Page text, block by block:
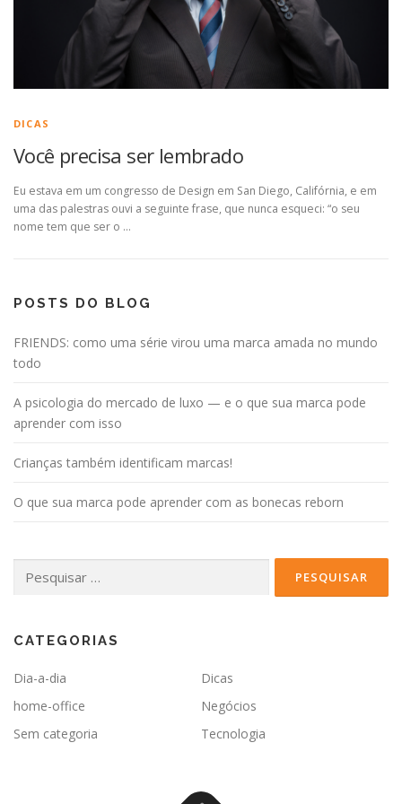
DICAS
Você precisa ser lembrado
Eu estava em um congresso de Design em San Diego, Califórnia, e em
uma das palestras ouvi a seguinte frase, que nunca esqueci: “o seu
nome tem que ser o …
POSTS DO BLOG
FRIENDS: como uma série virou uma marca amada no mundo
todo
A psicologia do mercado de luxo — e o que sua marca pode
aprender com isso
Crianças também identificam marcas!
O que sua marca pode aprender com as bonecas reborn
por:
CATEGORIAS
Dia-a-dia
Dicas
home-office
Negócios
Sem categoria
Tecnologia